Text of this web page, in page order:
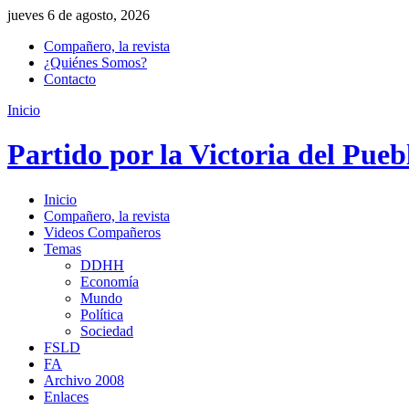
jueves 6 de agosto, 2026
Compañero, la revista
¿Quiénes Somos?
Contacto
Inicio
Partido por la Victoria del
Inicio
Compañero, la revista
Videos Compañeros
Temas
DDHH
Economía
Mundo
Política
Sociedad
FSLD
FA
Archivo 2008
Enlaces